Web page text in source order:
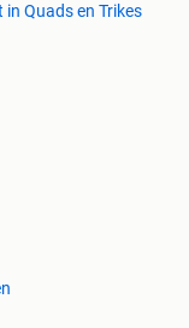
in Quads en Trikes